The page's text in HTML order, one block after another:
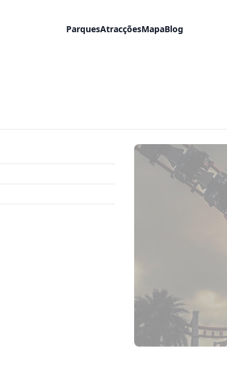
ParquesAtracçõesMapaBlog